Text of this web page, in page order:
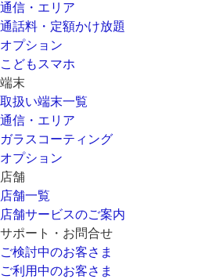
通信・エリア
通話料・定額かけ放題
オプション
こどもスマホ
端末
取扱い端末一覧
通信・エリア
ガラスコーティング
オプション
店舗
店舗一覧
店舗サービスのご案内
サポート・お問合せ
ご検討中のお客さま
ご利用中のお客さま